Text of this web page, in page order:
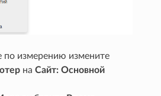
по измерению измените
наСайт: Основной